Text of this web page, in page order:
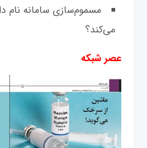
مسموم‌سازی سامانه نام
می‌کند؟
عصر شبکه